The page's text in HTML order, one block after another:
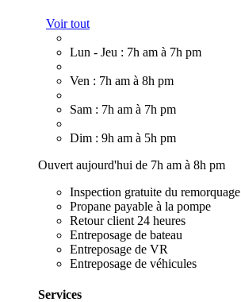
Voir tout
Lun - Jeu : 7h am à 7h pm
Ven : 7h am à 8h pm
Sam : 7h am à 7h pm
Dim : 9h am à 5h pm
Ouvert aujourd'hui de 7h am à 8h pm
Inspection gratuite du remorquage
Propane payable à la pompe
Retour client 24 heures
Entreposage de bateau
Entreposage de VR
Entreposage de véhicules
Services